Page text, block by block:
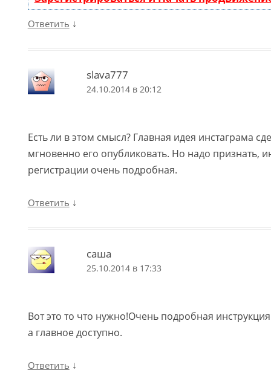
Ответить ↓
slava777
24.10.2014 в 20:12
Есть ли в этом смысл? Главная идея инстаграма
мгновенно его опубликовать. Но надо признать,
регистрации очень подробная.
Ответить ↓
саша
25.10.2014 в 17:33
Вот это то что нужно!Очень подробная
а главное доступно.
Ответить ↓